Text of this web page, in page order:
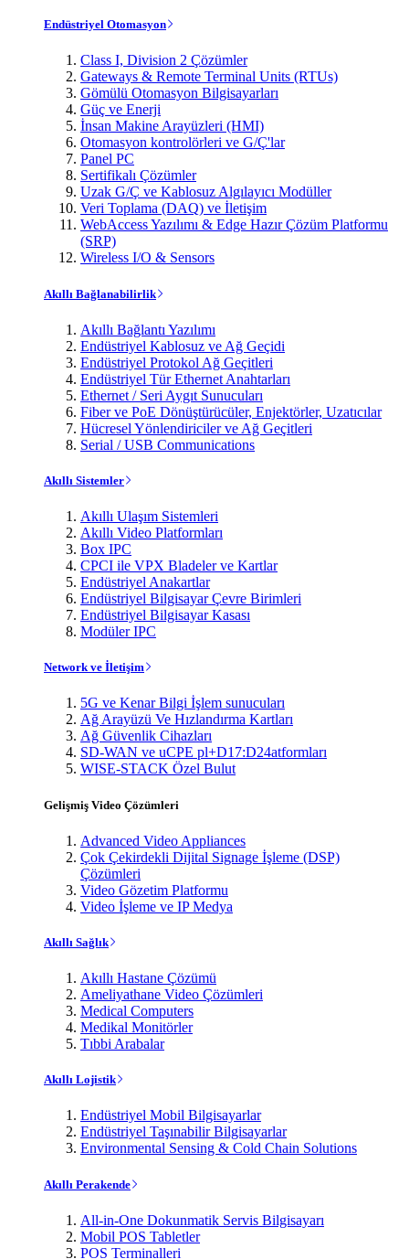
Endüstriyel Otomasyon
Class I, Division 2 Çözümler
Gateways & Remote Terminal Units (RTUs)
Gömülü Otomasyon Bilgisayarları
Güç ve Enerji
İnsan Makine Arayüzleri (HMI)
Otomasyon kontrolörleri ve G/Ç'lar
Panel PC
Sertifikalı Çözümler
Uzak G/Ç ve Kablosuz Algılayıcı Modüller
Veri Toplama (DAQ) ve İletişim
WebAccess Yazılımı & Edge Hazır Çözüm Platformu
(SRP)
Wireless I/O & Sensors
Akıllı Bağlanabilirlik
Akıllı Bağlantı Yazılımı
Endüstriyel Kablosuz ve Ağ Geçidi
Endüstriyel Protokol Ağ Geçitleri
Endüstriyel Tür Ethernet Anahtarları
Ethernet / Seri Aygıt Sunucuları
Fiber ve PoE Dönüştürücüler, Enjektörler, Uzatıcılar
Hücresel Yönlendiriciler ve Ağ Geçitleri
Serial / USB Communications
Akıllı Sistemler
Akıllı Ulaşım Sistemleri
Akıllı Video Platformları
Box IPC
CPCI ile VPX Bladeler ve Kartlar
Endüstriyel Anakartlar
Endüstriyel Bilgisayar Çevre Birimleri
Endüstriyel Bilgisayar Kasası
Modüler IPC
Network ve İletişim
5G ve Kenar Bilgi İşlem sunucuları
Ağ Arayüzü Ve Hızlandırma Kartları
Ağ Güvenlik Cihazları
SD-WAN ve uCPE pl+D17:D24atformları
WISE-STACK Özel Bulut
Gelişmiş Video Çözümleri
Advanced Video Appliances
Çok Çekirdekli Dijital Signage İşleme (DSP)
Çözümleri
Video Gözetim Platformu
Video İşleme ve IP Medya
Akıllı Sağlık
Akıllı Hastane Çözümü
Ameliyathane Video Çözümleri
Medical Computers
Medikal Monitörler
Tıbbi Arabalar
Akıllı Lojistik
Endüstriyel Mobil Bilgisayarlar
Endüstriyel Taşınabilir Bilgisayarlar
Environmental Sensing & Cold Chain Solutions
Akıllı Perakende
All-in-One Dokunmatik Servis Bilgisayarı
Mobil POS Tabletler
POS Terminalleri